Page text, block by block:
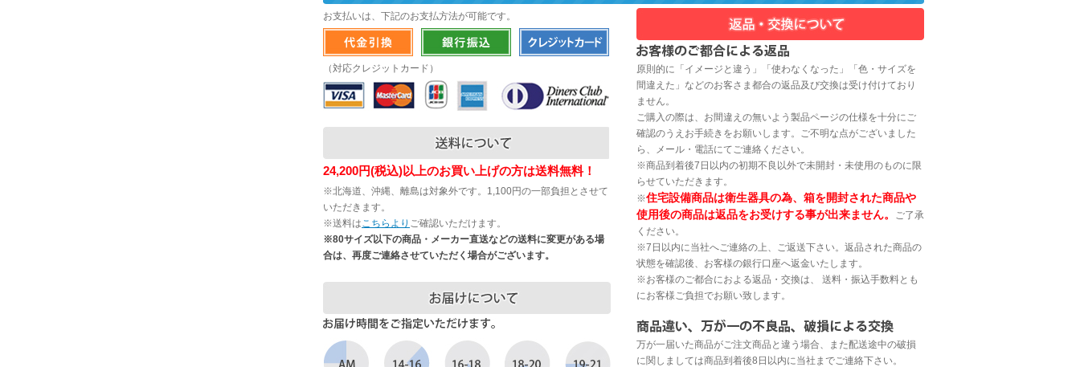
お支払いは、下記のお支払方法が可能です。
（対応クレジットカード）
24,200円(税込)以上のお買い上げの方は送料無料！
※北海道、沖縄、離島は対象外です。1,100円の一部負担とさせて
いただきます。
※送料はこちらより ご確認いただけます。
※80サイズ以下の商品・メーカー直送などの送料に変更がある場
合は、再度ご連絡させていただく場合がございます。
原則的に「イメージと違う」「使わなくなった」「色・サイズを
間違えた」などのお客さま都合の返品及び交換は受け付けており
ません。
ご購入の際は、お間違えの無いよう製品ページの仕様を十分にご
確認のうえお手続きをお願いします。ご不明な点がございました
ら、メール・電話にてご連絡ください。
※商品到着後7日以内の初期不良以外で未開封・未使用のものに限
らせていただきます。
※住宅設備商品は衛生器具の為、箱を開封された商品や
使用後の商品は返品をお受けする事が出来ません。
ご了承
ください。
※7日以内に当社へご連絡の上、ご返送下さい。返品された商品の
状態を確認後、お客様の銀行口座へ返金いたします。
※お客様のご都合におよる返品・交換は、 送料・振込手数料とも
にお客様ご負担でお願い致します。
万が一届いた商品がご注文商品と違う場合、また配送途中の破損
に関しましては商品到着後8日以内に当社までご連絡下さい。